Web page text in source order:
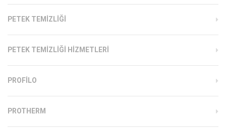
PETEK TEMIZLIĞI
PETEK TEMIZLIĞI HIZMETLERI
PROFILO
PROTHERM